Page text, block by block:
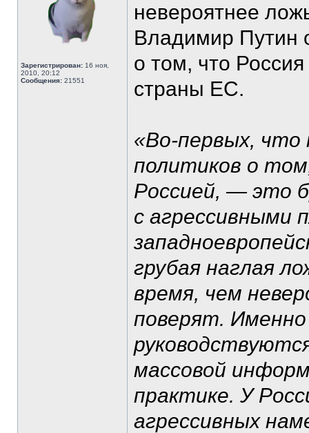
Зарегистрирован: 16 ноя,
2010, 20:12
Сообщения: 21551
невероятнее
Владимир Путин
о том, что
страны ЕС.
«Во-первых, что
политиков о
Россией, — это
с агрессивными
грубая наглая
время, чем
поверят.
массовой
практике. У
агрессивных